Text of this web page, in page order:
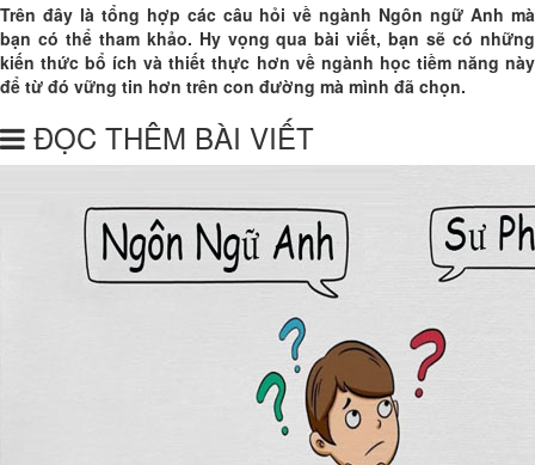
Trên đây là tổng hợp các câu hỏi về ngành Ngôn ngữ Anh mà
bạn có thể tham khảo. Hy vọng qua bài viết, bạn sẽ có những
kiến thức bổ ích và thiết thực hơn về ngành học tiềm năng này
để từ đó vững tin hơn trên con đường mà mình đã chọn.
ĐỌC THÊM BÀI VIẾT